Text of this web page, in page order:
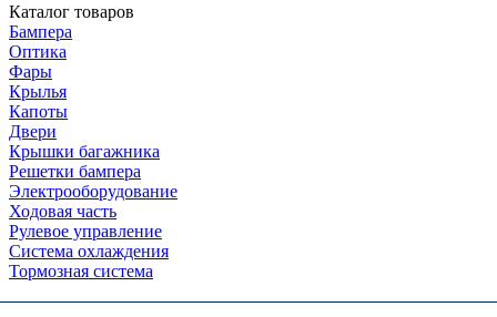
Каталог товаров
Бампера
Оптика
Фары
Крылья
Капоты
Двери
Крышки багажника
Решетки бампера
Электрооборудование
Ходовая часть
Рулевое управление
Система охлаждения
Тормозная система